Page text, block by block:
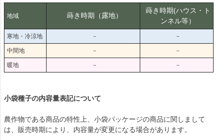
地域 蒔き時期（露地）
蒔き時期(ハウス・ト
ンネル等）
寒地・冷涼地 － －
中間地 － －
暖地 － －
小袋種子の内容量表記について
農作物である商品の特性上、小袋パッケージの商品に関しまして
は、販売時期により、内容量が変更になる場合があります。